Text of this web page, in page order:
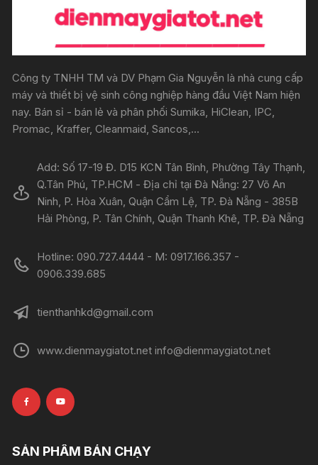
Công ty TNHH TM và DV Phạm Gia Nguyễn là nhà cung cấp
máy và thiết bị vệ sinh công nghiệp hàng đầu Việt Nam hiện
nay. Bán sỉ - bán lẻ và phân phối Sumika, HiClean, IPC,
Promac, Kraffer, Cleanmaid, Sancos,...
Add: Số 17-19 Đ. D15 KCN Tân Bình, Phường Tây Thạnh,
Q.Tân Phú, TP.HCM - Địa chỉ tại Đà Nẵng: 27 Võ An
Ninh, P. Hòa Xuân, Quận Cẩm Lệ, TP. Đà Nẵng - 385B
Hải Phòng, P. Tân Chính, Quận Thanh Khê, TP. Đà Nẵng
Hotline: 090.727.4444 - M: 0917.166.357 -
0906.339.685
tienthanhkd@gmail.com
www.dienmaygiatot.net info@dienmaygiatot.net
SẢN PHẨM BÁN CHẠY